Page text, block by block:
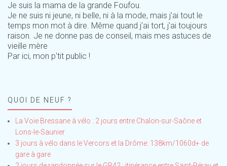
Je suis la mama de la grande Foufou.
Je ne suis ni jeune, ni belle, ni à la mode, mais j'ai tout le
temps mon mot à dire. Même quand j'ai tort, j'ai toujours
raison. Je ne donne pas de conseil, mais mes astuces de
vieille mère
Par ici, mon p'tit public !
QUOI DE NEUF ?
La Voie Bressane à vélo : 2 jours entre Chalon-sur-Saône et
Lons-le-Saunier
3 jours à vélo dans le Vercors et la Drôme: 138km/1060d+ de
gare à gare